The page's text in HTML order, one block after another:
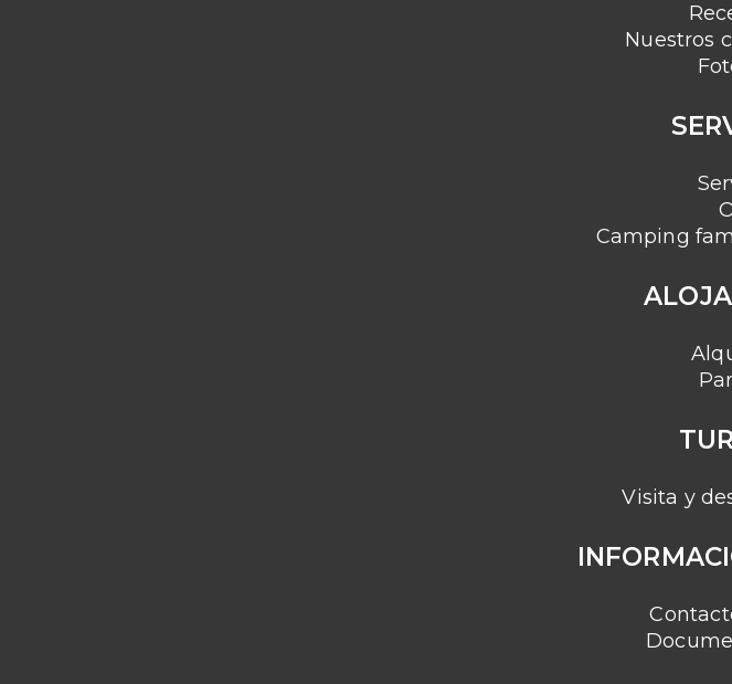
Nuestros
Camping
Visita y